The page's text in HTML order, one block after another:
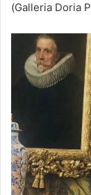
(Galleria Doria